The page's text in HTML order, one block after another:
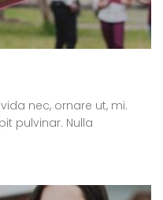
nec, ornare ut, mi.
pulvinar. Nulla